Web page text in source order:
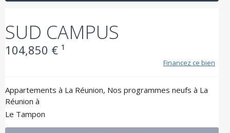
SUD CAMPUS
104,850 € ¹
Financez ce bien
Appartements à La Réunion, Nos programmes neufs à La
Réunion à
Le Tampon